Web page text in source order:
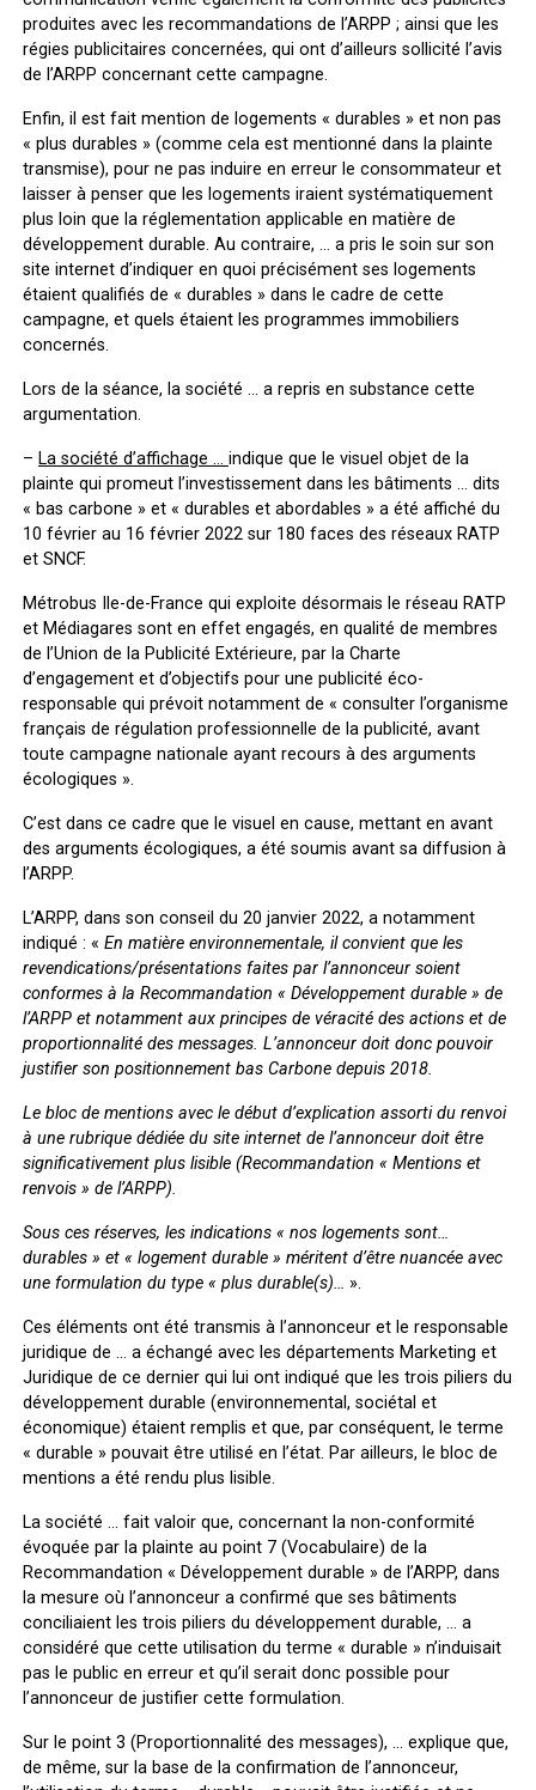
produites avec les recommandations de l’ARPP ; ainsi que les
régies publicitaires concernées, qui ont d’ailleurs sollicité l’avis
de l’ARPP concernant cette campagne.
Enfin, il est fait mention de logements « durables » et non pas
« plus durables » (comme cela est mentionné dans la plainte
transmise), pour ne pas induire en erreur le consommateur et
laisser à penser que les logements iraient systématiquement
plus loin que la réglementation applicable en matière de
développement durable. Au contraire, … a pris le soin sur son
site internet d’indiquer en quoi précisément ses logements
étaient qualifiés de « durables » dans le cadre de cette
campagne, et quels étaient les programmes immobiliers
concernés.
Lors de la séance, la société … a repris en substance cette
argumentation.
– La société d’affichage … indique que le visuel objet de la
plainte qui promeut l’investissement dans les bâtiments … dits
« bas carbone » et « durables et abordables » a été affiché du
10 février au 16 février 2022 sur 180 faces des réseaux RATP
et SNCF.
Métrobus Ile-de-France qui exploite désormais le réseau RATP
et Médiagares sont en effet engagés, en qualité de membres
de l’Union de la Publicité Extérieure, par la Charte
d’engagement et d’objectifs pour une publicité éco-
responsable qui prévoit notamment de « consulter l’organisme
français de régulation professionnelle de la publicité, avant
toute campagne nationale ayant recours à des arguments
écologiques ».
C’est dans ce cadre que le visuel en cause, mettant en avant
des arguments écologiques, a été soumis avant sa diffusion à
l’ARPP.
L’ARPP, dans son conseil du 20 janvier 2022, a notamment
indiqué : « En matière environnementale, il convient que les
revendications/présentations faites par l’annonceur soient
conformes à la Recommandation « Développement durable » de
l’ARPP et notamment aux principes de véracité des actions et de
proportionnalité des messages. L’annonceur doit donc pouvoir
justifier son positionnement bas Carbone depuis 2018.
Le bloc de mentions avec le début d’explication assorti du renvoi
à une rubrique dédiée du site internet de l’annonceur doit être
significativement plus lisible (Recommandation « Mentions et
renvois » de l’ARPP).
Sous ces réserves, les indications « nos logements sont…
durables » et « logement durable » méritent d’être nuancée avec
une formulation du type « plus durable(s)… ».
Ces éléments ont été transmis à l’annonceur et le responsable
juridique de … a échangé avec les départements Marketing et
Juridique de ce dernier qui lui ont indiqué que les trois piliers du
développement durable (environnemental, sociétal et
économique) étaient remplis et que, par conséquent, le terme
« durable » pouvait être utilisé en l’état. Par ailleurs, le bloc de
mentions a été rendu plus lisible.
La société … fait valoir que, concernant la non-conformité
évoquée par la plainte au point 7 (Vocabulaire) de la
Recommandation « Développement durable » de l’ARPP, dans
la mesure où l’annonceur a confirmé que ses bâtiments
conciliaient les trois piliers du développement durable, … a
considéré que cette utilisation du terme « durable » n’induisait
pas le public en erreur et qu’il serait donc possible pour
l’annonceur de justifier cette formulation.
Sur le point 3 (Proportionnalité des messages), … explique que,
de même, sur la base de la confirmation de l’annonceur,